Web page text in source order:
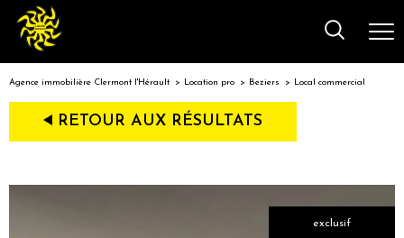
Agence immobilière Clermont l'Hérault Location pro Beziers Local commercial
RETOUR AUX RÉSULTATS
exclusif